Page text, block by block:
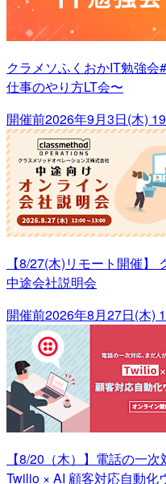
クラメソふくおかIT勉強
仕事のやり方LT会〜
開催前2026年9月3日(木)
【8/27(木)リモート開催
中途会社説明会
開催前2026年8月27日(木)
【8/20（木）】電話の一
Twilio × AI 顧客対応自動化